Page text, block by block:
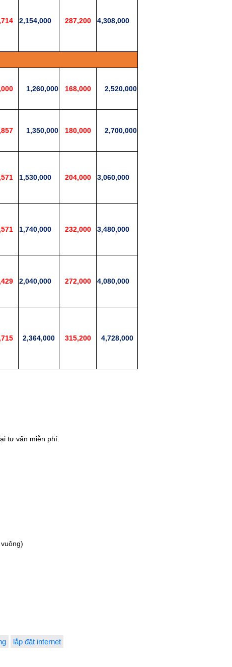
2,154,000 287,200 4,308,000
1,260,000 168,000 2,520,000
1,350,000 180,000 2,700,000
1,530,000 204,000 3,060,000
1,740,000 232,000 3,480,000
2,040,000 272,000 4,080,000
2,364,000 315,200 4,728,000
tư vấn miễn phí.
lắp đặt internet